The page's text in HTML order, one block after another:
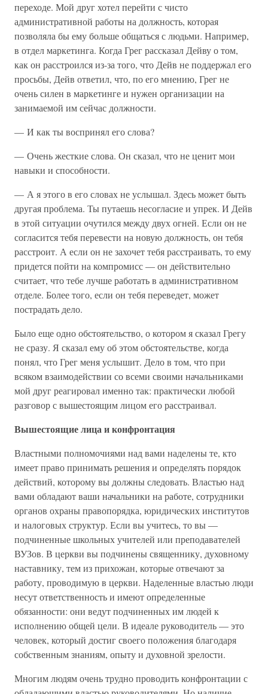
переходе. Мой друг хотел перейти с чисто
административной работы на должность, которая
позволяла бы ему больше общаться с людьми. Например,
в отдел маркетинга. Когда Грег рассказал Дейву о том,
как он расстроился из-за того, что Дейв не поддержал его
просьбы, Дейв ответил, что, по его мнению, Грег не
очень силен в маркетинге и нужен организации на
занимаемой им сейчас должности.
— И как ты воспринял его слова?
— Очень жесткие слова. Он сказал, что не ценит мои
навыки и способности.
— А я этого в его словах не услышал. Здесь может быть
другая проблема. Ты путаешь несогласие и упрек. И Дейв
в этой ситуации очутился между двух огней. Если он не
согласится тебя перевести на новую должность, он тебя
расстроит. А если он не захочет тебя расстраивать, то ему
придется пойти на компромисс — он действительно
считает, что тебе лучше работать в административном
отделе. Более того, если он тебя переведет, может
пострадать дело.
Было еще одно обстоятельство, о котором я сказал Грегу
не сразу. Я сказал ему об этом обстоятельстве, когда
понял, что Грег меня услышит. Дело в том, что при
всяком взаимодействии со всеми своими начальниками
мой друг реагировал именно так: практически любой
разговор с вышестоящим лицом его расстраивал.
Вышестоящие лица и конфронтация
Властными полномочиями над вами наделены те, кто
имеет право принимать решения и определять порядок
действий, которому вы должны следовать. Властью над
вами обладают ваши начальники на работе, сотрудники
органов охраны правопорядка, юридических институтов
и налоговых структур. Если вы учитесь, то вы —
подчиненные школьных учителей или преподавателей
ВУЗов. В церкви вы подчинены священнику, духовному
наставнику, тем из прихожан, которые отвечают за
работу, проводимую в церкви. Наделенные властью люди
несут ответственность и имеют определенные
обязанности: они ведут подчиненных им людей к
исполнению общей цели. В идеале руководитель — это
человек, который достиг своего положения благодаря
собственным знаниям, опыту и духовной зрелости.
Многим людям очень трудно проводить конфронтации с